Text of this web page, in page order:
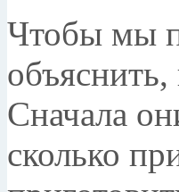
Чтобы мы
Сначала
сколько